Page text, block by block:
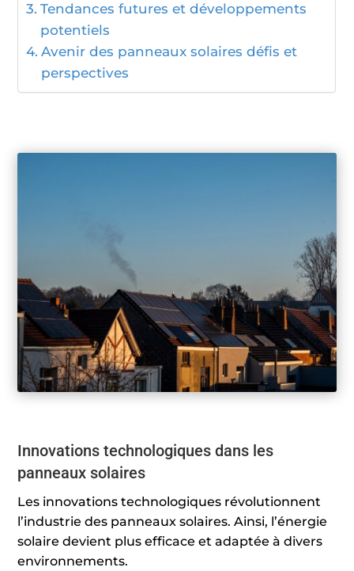
Tendances futures et développements
potentiels
Avenir des panneaux solaires défis et
perspectives
Innovations technologiques dans les
panneaux solaires
Les innovations technologiques révolutionnent
l’industrie des panneaux solaires. Ainsi, l’énergie
solaire devient plus efficace et adaptée à divers
environnements.